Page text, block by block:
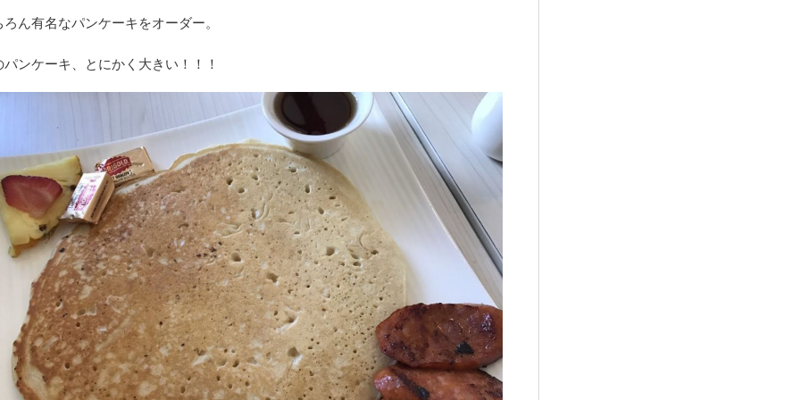
ろん有名なパンケーキをオーダー。
パンケーキ、とにかく大きい！！！